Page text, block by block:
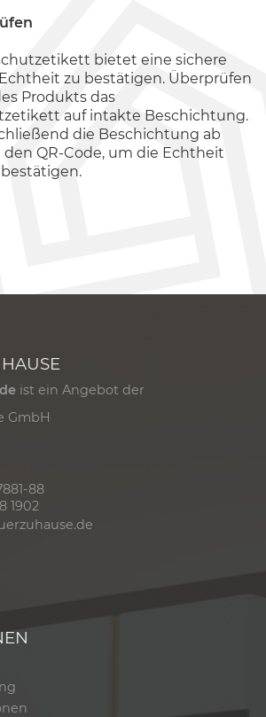
bietet eine sichere
zu bestätigen. Überprüfen
Produkts das
auf intakte Beschichtung.
die Beschichtung ab
den QR-Code, um die Echtheit
ist ein Angebot der
GmbH
88
1902